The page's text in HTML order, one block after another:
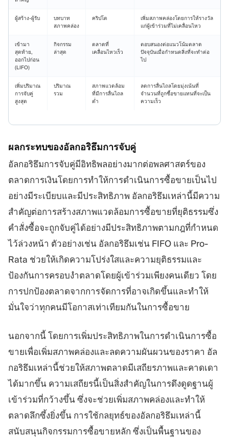
ผู้สร้าง-ผู้รับ
บทบาท
สภาพคล่อง
คริปโต
เพิ่มสภาพคล่องโดยการให้รางวัล
แก่ผู้เข้าร่วมที่ไม่เคลื่อนไหว
เข้ามา
สุดท้าย,
ออกไปก่อน
(LIFO)
กิจกรรม
ล่าสุด
ตลาดที่
เคลื่อนไหวเร็ว
ตอบสนองต่อแนวโน้มตลาด
ปัจจุบันเมื่อกำหนดสิ่งที่จะทำต่อ
ไป
เพิ่มปริมาณ
การจับคู่
สูงสุด
ปริมาณ
รวม
สภาพแวดล้อม
ที่มีการลื่นไถล
ต่ำ
ลดการลื่นไถลโดยมุ่งเน้นที่
จำนวนที่ถูกซื้อขายแทนที่จะเป็น
ความเร็ว
ผลกระทบของอัลกอริธึมการจับคู่
อัลกอริธึมการจับคู่มีอิทธิพลอย่างมากต่อพลศาสตร์ของ
ตลาดการเงินโดยการทำให้การดำเนินการซื้อขายเป็นไป
อย่างมีระเบียบและมีประสิทธิภาพ อัลกอริธึมเหล่านี้มีความ
สำคัญต่อการสร้างสภาพแวดล้อมการซื้อขายที่ยุติธรรมซึ่ง
คำสั่งซื้อจะถูกจับคู่ได้อย่างมีประสิทธิภาพตามกฎที่กำหนด
ไว้ล่วงหน้า ตัวอย่างเช่น อัลกอริธึมเช่น FIFO และ Pro-
Rata ช่วยให้เกิดความโปร่งใสและความยุติธรรมและ
ป้องกันการครอบงำตลาดโดยผู้เข้าร่วมเพียงคนเดียว โดย
การปกป้องตลาดจากการจัดการที่อาจเกิดขึ้นและทำให้
มั่นใจว่าทุกคนมีโอกาสเท่าเทียมกันในการซื้อขาย
นอกจากนี้ โดยการเพิ่มประสิทธิภาพในการดำเนินการซื้อ
ขายเพื่อเพิ่มสภาพคล่องและลดความผันผวนของราคา อัล
กอริธึมเหล่านี้ช่วยให้สภาพตลาดมีเสถียรภาพและคาดเดา
ได้มากขึ้น ความเสถียรนี้เป็นสิ่งสำคัญในการดึงดูดฐานผู้
เข้าร่วมที่กว้างขึ้น ซึ่งจะช่วยเพิ่มสภาพคล่องและทำให้
ตลาดลึกซึ้งยิ่งขึ้น การใช้กลยุทธ์ของอัลกอริธึมเหล่านี้
สนับสนุนกิจกรรมการซื้อขายหลัก ซึ่งเป็นพื้นฐานของ